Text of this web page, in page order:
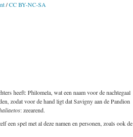
/CC BY-NC-SA
heeft: Philomela, wat een naam voor de nachtegaal
zodat voor de hand ligt dat Savigny aan de Pandion
: zeearend.
een spel met al deze namen en personen, zoals ook de